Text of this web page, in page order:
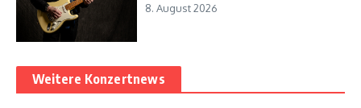
8. August 2026
Weitere Konzertnews